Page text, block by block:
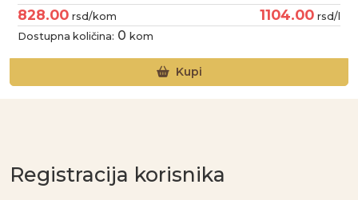
828.00 rsd/kom 1104.00 rsd/l
Dostupna količina: 0 kom
Kupi
Registracija korisnika